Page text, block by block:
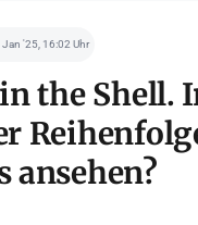
Jan '25, 16:02 Uhr
the Shell.
ansehen?